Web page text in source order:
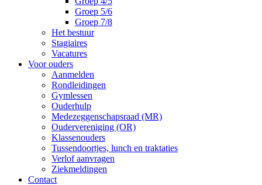
Groep 5/6
Groep 7/8
Het bestuur
Stagiaires
Vacatures
Voor ouders
Aanmelden
Rondleidingen
Gymlessen
Ouderhulp
Medezeggenschapsraad (MR)
Oudervereniging (OR)
Klassenouders
Tussendoortjes, lunch en traktaties
Verlof aanvragen
Ziekmeldingen
Contact